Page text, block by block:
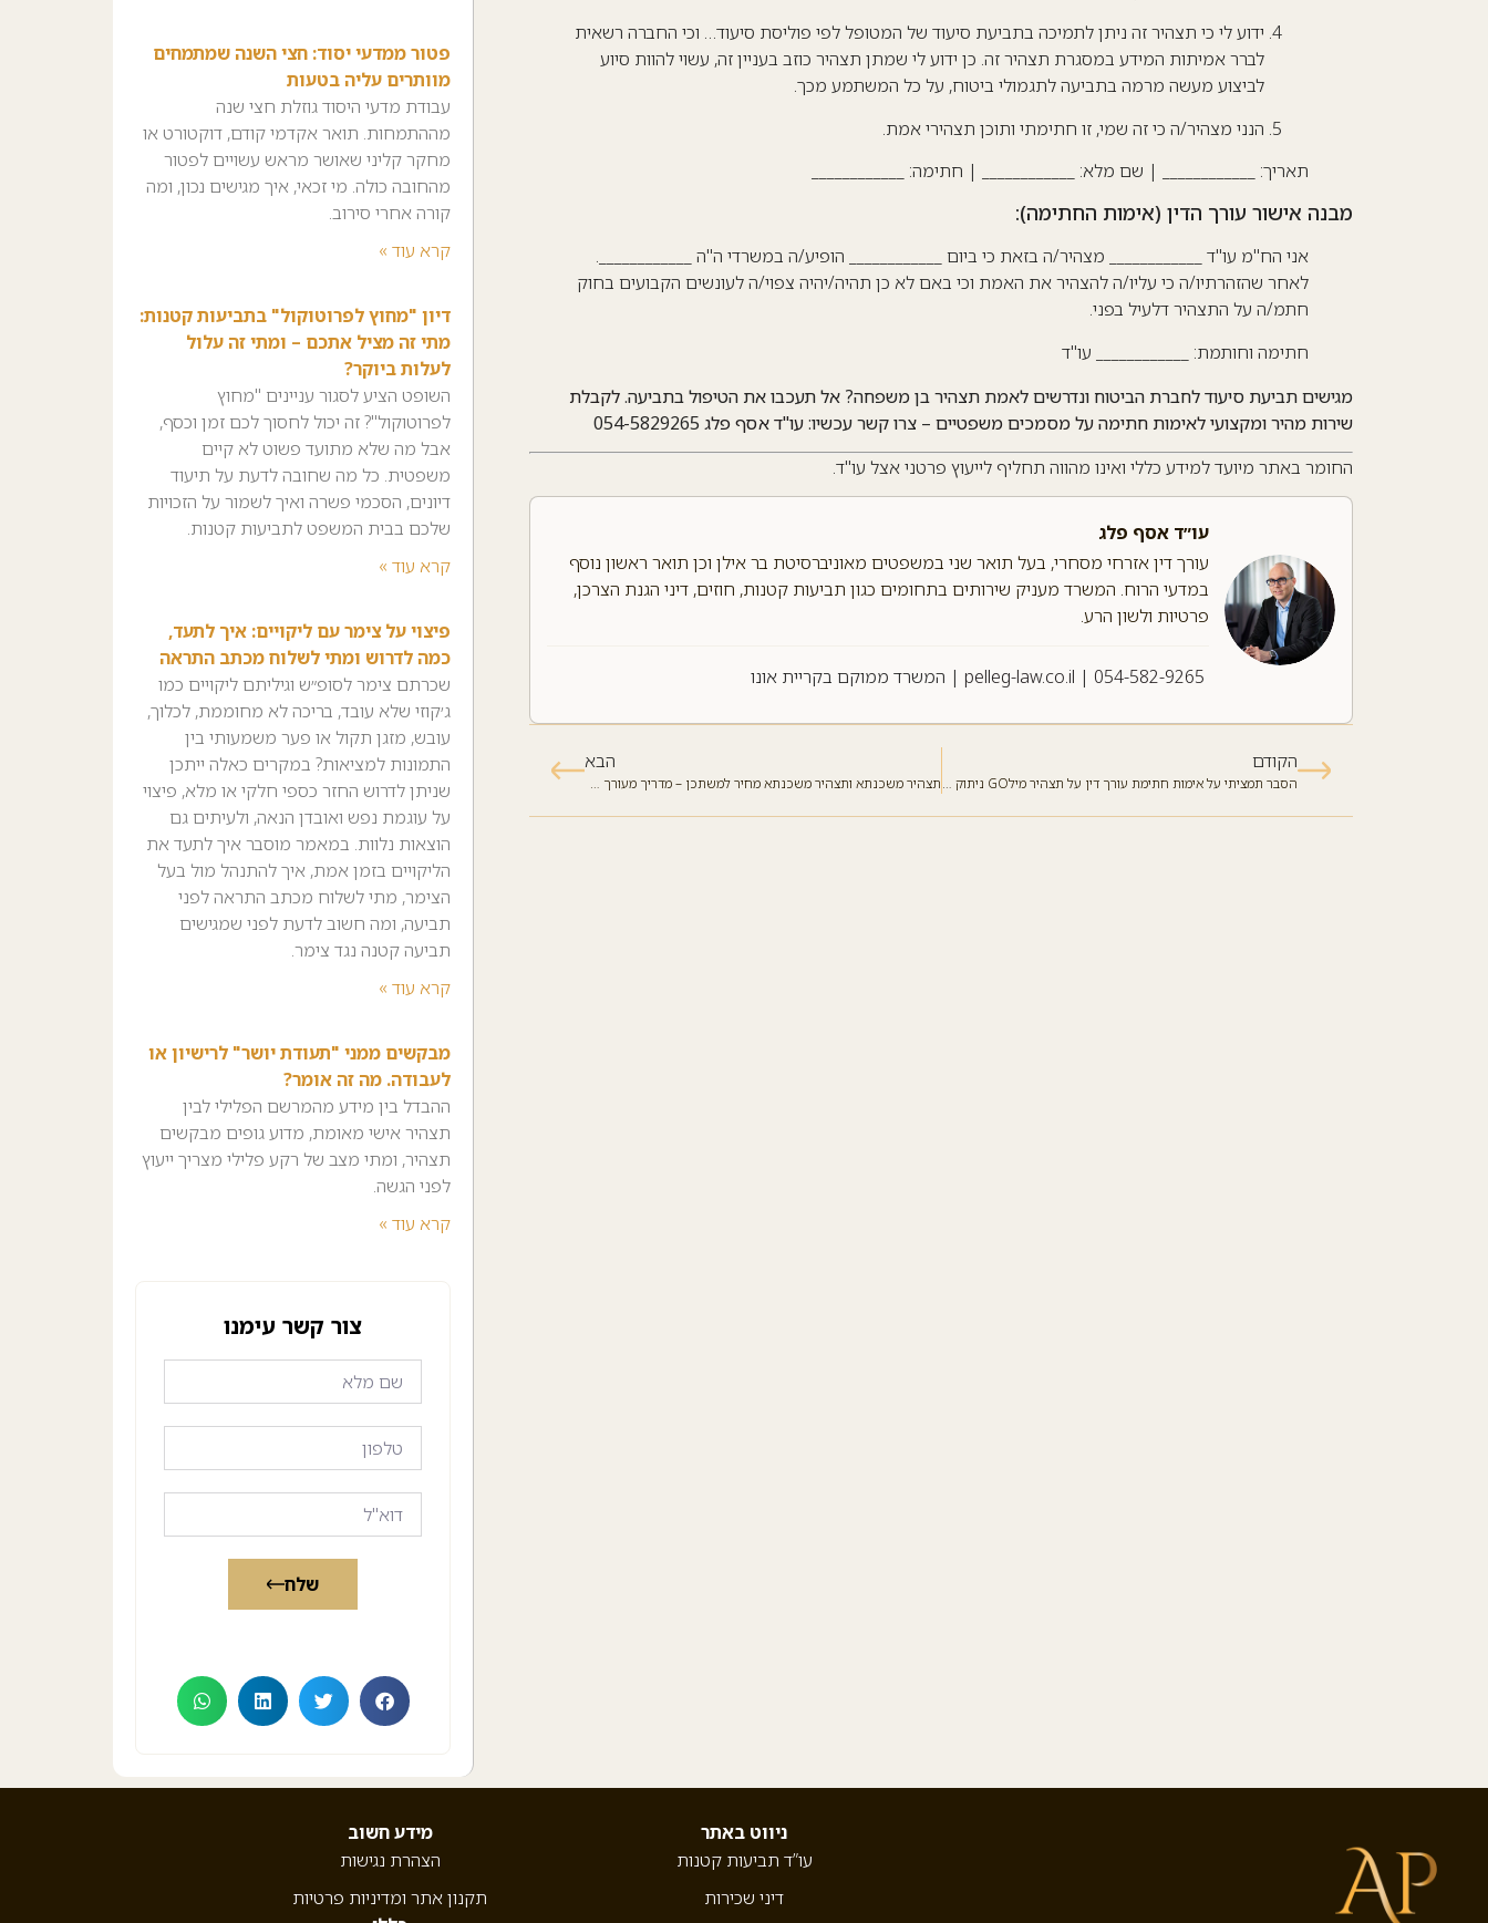
ידוע לי כי תצהיר זה ניתן לתמיכה בתביעת סיעוד של המטופל לפי פוליסת סיעוד… וכי החברה רשאית
לברר אמיתות המידע במסגרת תצהיר זה. כן ידוע לי שמתן תצהיר כוזב בעניין זה, עשוי להוות סיוע
לביצוע מעשה מרמה בתביעה לתגמולי ביטוח, על כל המשתמע מכך.
הנני מצהיר/ה כי זה שמי, זו חתימתי ותוכן תצהירי אמת.
תאריך: ____________ | שם מלא: ____________ | חתימה: ____________
מבנה אישור עורך הדין (אימות החתימה):
אני הח"מ עו"ד ____________ מצהיר/ה בזאת כי ביום ____________ הופיע/ה במשרדי ה"ה ____________.
לאחר שהזהרתיו/ה כי עליו/ה להצהיר את האמת וכי באם לא כן תהיה/יהיה צפוי/ה לעונשים הקבועים בחוק
חתמ/ה על התצהיר דלעיל בפני.
חתימה וחותמת: ____________ עו"ד
מגישים תביעת סיעוד לחברת הביטוח ונדרשים לאמת תצהיר בן משפחה? אל תעכבו את הטיפול בתביעה.לקבלת
שירות מהיר ומקצועי לאימות חתימה על מסמכים משפטיים – צרו קשר עכשיו:עו"ד אסף פלג
החומר באתר מיועד למידע כללי ואינו מהווה תחליף לייעוץ פרטני אצל עו"ד.
עו״ד אסף פלג
עורך דין אזרחי מסחרי, בעל תואר שני במשפטים מאוניברסיטת בר אילן וכן תואר ראשון נוסף
במדעי הרוח. המשרד מעניק שירותים בתחומים כגון תביעות קטנות, חוזים, דיני הגנת הצרכן,
פרטיות ולשון הרע.
|
pelleg-law.co.il | המשרד ממוקם בקריית אונו
הקודם
הסבר תמציתי על אימות חתימת עורך דין על תצהיר מילGO ניתוק קשר מההורים
הבא
תצהיר משכנתא ותצהיר משכנתא מחיר למשתכן – מדריך מעורך דין אסף פלג (קריית אונו והסביבה)
פטור ממדעי יסוד: חצי השנה שמתמחים
מוותרים עליה בטעות
עבודת מדעי היסוד גוזלת חצי שנה
מההתמחות. תואר אקדמי קודם, דוקטורט או
מחקר קליני שאושר מראש עשויים לפטור
מהחובה כולה. מי זכאי, איך מגישים נכון, ומה
קורה אחרי סירוב.
קרא עוד »
דיון "מחוץ לפרוטוקול" בתביעות קטנות:
מתי זה מציל אתכם – ומתי זה עלול
לעלות ביוקר?
השופט הציע לסגור עניינים "מחוץ
לפרוטוקול"? זה יכול לחסוך לכם זמן וכסף,
אבל מה שלא מתועד פשוט לא קיים
משפטית. כל מה שחובה לדעת על תיעוד
דיונים, הסכמי פשרה ואיך לשמור על הזכויות
שלכם בבית המשפט לתביעות קטנות.
קרא עוד »
פיצוי על צימר עם ליקויים: איך לתעד,
כמה לדרוש ומתי לשלוח מכתב התראה
שכרתם צימר לסופ״ש וגיליתם ליקויים כמו
ג׳קוזי שלא עובד, בריכה לא מחוממת, לכלוך,
עובש, מזגן תקול או פער משמעותי בין
התמונות למציאות? במקרים כאלה ייתכן
שניתן לדרוש החזר כספי חלקי או מלא, פיצוי
על עוגמת נפש ואובדן הנאה, ולעיתים גם
הוצאות נלוות. במאמר מוסבר איך לתעד את
הליקויים בזמן אמת, איך להתנהל מול בעל
הצימר, מתי לשלוח מכתב התראה לפני
תביעה, ומה חשוב לדעת לפני שמגישים
תביעה קטנה נגד צימר.
קרא עוד »
מבקשים ממני "תעודת יושר" לרישיון או
לעבודה. מה זה אומר?
ההבדל בין מידע מהמרשם הפלילי לבין
תצהיר אישי מאומת, מדוע גופים מבקשים
תצהיר, ומתי מצב של רקע פלילי מצריך ייעוץ
לפני הגשה.
קרא עוד »
צור קשר עימנו
שלח
ניווט באתר
עו”ד תביעות קטנות
דיני שכירות
מידע חשוב
הצהרת נגישות
תקנון אתר ומדיניות פרטיות